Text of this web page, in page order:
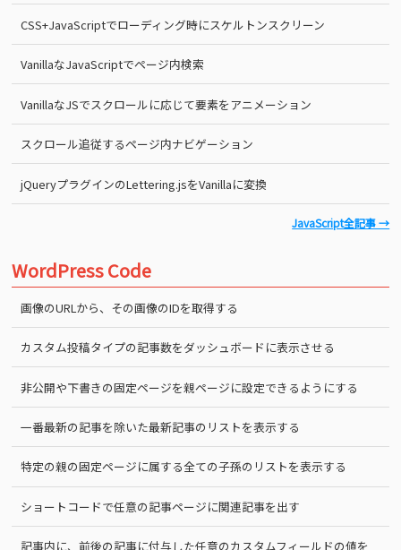
CSS+JavaScriptでローディング時にスケルトンスクリーン
VanillaなJavaScriptでページ内検索
VanillaなJSでスクロールに応じて要素をアニメーション
スクロール追従するページ内ナビゲーション
jQueryプラグインのLettering.jsをVanillaに変換
JavaScript全記事 →
WordPress Code
画像のURLから、その画像のIDを取得する
カスタム投稿タイプの記事数をダッシュボードに表示させる
非公開や下書きの固定ページを親ページに設定できるようにする
一番最新の記事を除いた最新記事のリストを表示する
特定の親の固定ページに属する全ての子孫のリストを表示する
ショートコードで任意の記事ページに関連記事を出す
記事内に、前後の記事に付与した任意のカスタムフィールドの値を